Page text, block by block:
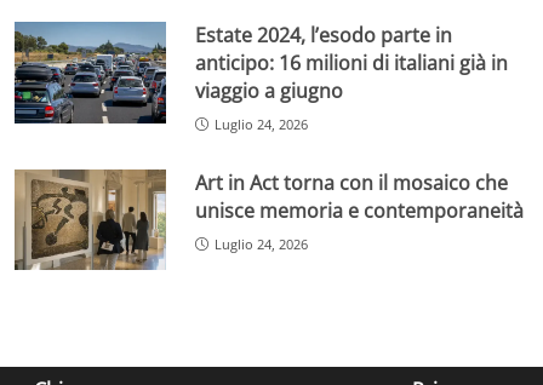
Estate 2024, l’esodo parte in
anticipo: 16 milioni di italiani già in
viaggio a giugno
Luglio 24, 2026
Art in Act torna con il mosaico che
unisce memoria e contemporaneità
Luglio 24, 2026